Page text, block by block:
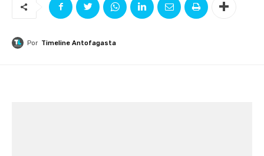
Por Timeline Antofagasta